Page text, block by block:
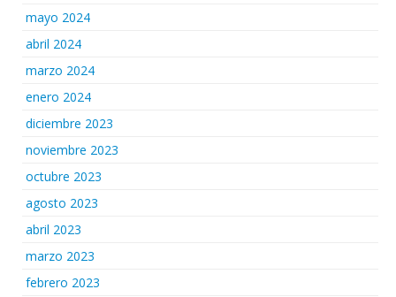
mayo 2024
abril 2024
marzo 2024
enero 2024
diciembre 2023
noviembre 2023
octubre 2023
agosto 2023
abril 2023
marzo 2023
febrero 2023